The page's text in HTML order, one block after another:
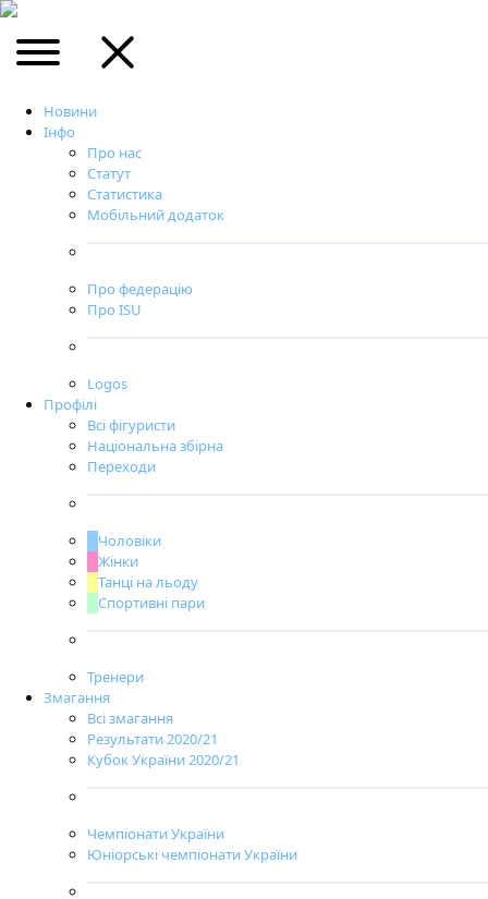
Новини
Інфо
Про нас
Статут
Статистика
Мобільний додаток
Про федерацію
Про ISU
Logos
Профілі
Всі фігуристи
Національна збірна
Переходи
Чоловіки
Жінки
Танці на льоду
Спортивні пари
Тренери
Змагання
Всі змагання
Результати 2020/21
Кубок України 2020/21
Чемпіонати України
Юніорські чемпіонати України